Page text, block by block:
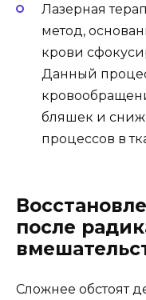
Лазерная
метод,
крови
Данный
бляшек и
процессов в
после
Сложнее обстоят